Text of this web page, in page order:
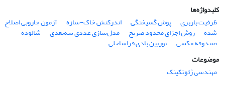
کلیدواژه‌ها
ظرفیت باربری
پوش گسیختگی اندرکنش خاک-سازه آزمون جاروبی اصلاح
‌شده روش اجزای محدود صریح مدل‌سازی عددی سه‌بعدی شالوده
صندوقه ‌مکشی
توربین‌ بادی فراساحلی
موضوعات
مهندسی ژئوتکینک